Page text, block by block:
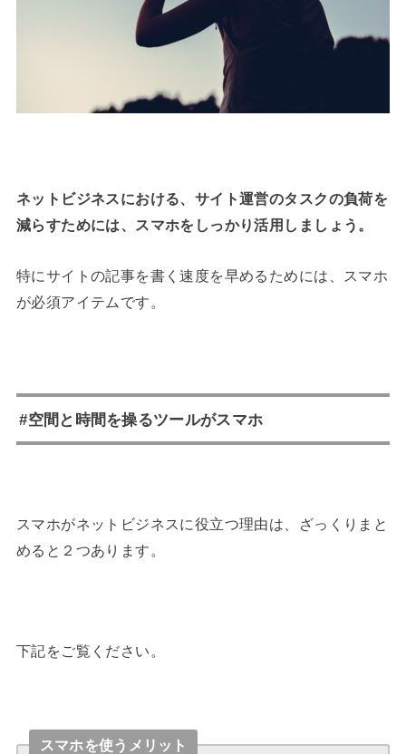
ネットビジネスにおける、サイト運営のタスクの負荷を
減らすためには、スマホをしっかり活用しましょう。
特にサイトの記事を書く速度を早めるためには、スマホ
が必須アイテムです。
#空間と時間を操るツールがスマホ
スマホがネットビジネスに役立つ理由は、ざっくりまと
めると２つあります。
下記をご覧ください。
スマホを使うメリット